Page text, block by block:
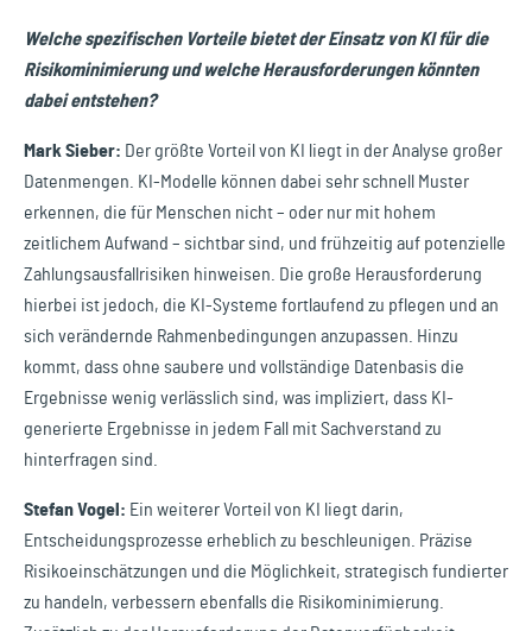
Welche spezifischen Vorteile bietet der Einsatz von KI für die
Risikominimierung und welche Herausforderungen könnten
dabei entstehen?
Mark Sieber: Der größte Vorteil von KI liegt in der Analyse großer
Datenmengen. KI-Modelle können dabei sehr schnell Muster
erkennen, die für Menschen nicht – oder nur mit hohem
zeitlichem Aufwand – sichtbar sind, und frühzeitig auf potenzielle
Zahlungsausfallrisiken hinweisen. Die große Herausforderung
hierbei ist jedoch, die KI-Systeme fortlaufend zu pflegen und an
sich verändernde Rahmenbedingungen anzupassen. Hinzu
kommt, dass ohne saubere und vollständige Datenbasis die
Ergebnisse wenig verlässlich sind, was impliziert, dass KI-
generierte Ergebnisse in jedem Fall mit Sachverstand zu
hinterfragen sind.
Stefan Vogel: Ein weiterer Vorteil von KI liegt darin,
Entscheidungsprozesse erheblich zu beschleunigen. Präzise
Risikoeinschätzungen und die Möglichkeit, strategisch fundierter
zu handeln, verbessern ebenfalls die Risikominimierung.